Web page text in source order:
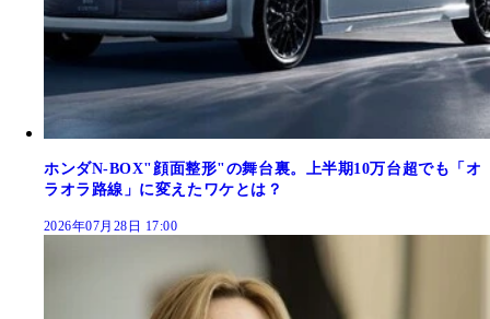
ホンダN-BOX"顔面整形"の舞台裏。上半期10万台超でも「オ
ラオラ路線」に変えたワケとは？
2026年07月28日 17:00